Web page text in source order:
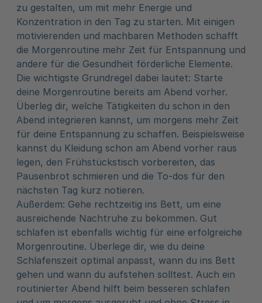
zu gestalten, um mit mehr Energie und
Konzentration in den Tag zu starten. Mit einigen
motivierenden und machbaren Methoden schafft
die Morgenroutine mehr Zeit für Entspannung und
andere für die Gesundheit förderliche Elemente.
Die wichtigste Grundregel dabei lautet: Starte
deine Morgenroutine bereits am Abend vorher.
Überleg dir, welche Tätigkeiten du schon in den
Abend integrieren kannst, um morgens mehr Zeit
für deine Entspannung zu schaffen. Beispielsweise
kannst du Kleidung schon am Abend vorher raus
legen, den Frühstückstisch vorbereiten, das
Pausenbrot schmieren und die To-dos für den
nächsten Tag kurz notieren.
Außerdem: Gehe rechtzeitig ins Bett, um eine
ausreichende Nachtruhe zu bekommen. Gut
schlafen ist ebenfalls wichtig für eine erfolgreiche
Morgenroutine. Überlege dir, wie du deine
Schlafenszeit optimal anpasst, wann du ins Bett
gehen und wann du aufstehen solltest. Auch ein
routinierter Abend hilft beim besseren schlafen